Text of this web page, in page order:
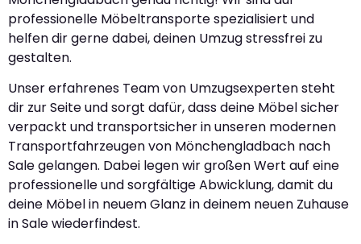
professionelle Möbeltransporte spezialisiert und
helfen dir gerne dabei, deinen Umzug stressfrei zu
gestalten.
Unser erfahrenes Team von Umzugsexperten steht
dir zur Seite und sorgt dafür, dass deine Möbel sicher
verpackt und transportsicher in unseren modernen
Transportfahrzeugen von Mönchengladbach nach
Sale gelangen. Dabei legen wir großen Wert auf eine
professionelle und sorgfältige Abwicklung, damit du
deine Möbel in neuem Glanz in deinem neuen Zuhause
in Sale wiederfindest.